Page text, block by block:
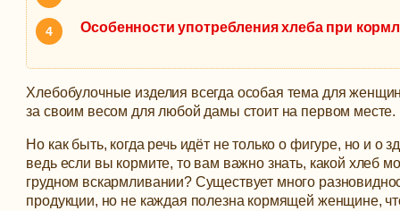
Особенности употребления хлеба при
Хлебобулочные изделия всегда особая тема для
за своим весом для любой дамы стоит на первом месте.
Но как быть, когда речь идёт не только о фигуре, но и о
ведь если вы кормите, то вам важно знать, какой хлеб
грудном вскармливании? Существует много
продукции, но не каждая полезна кормящей женщине,